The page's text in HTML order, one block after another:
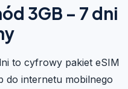
3GB – 7 dni
to cyfrowy pakiet eSIM
do internetu mobilnego